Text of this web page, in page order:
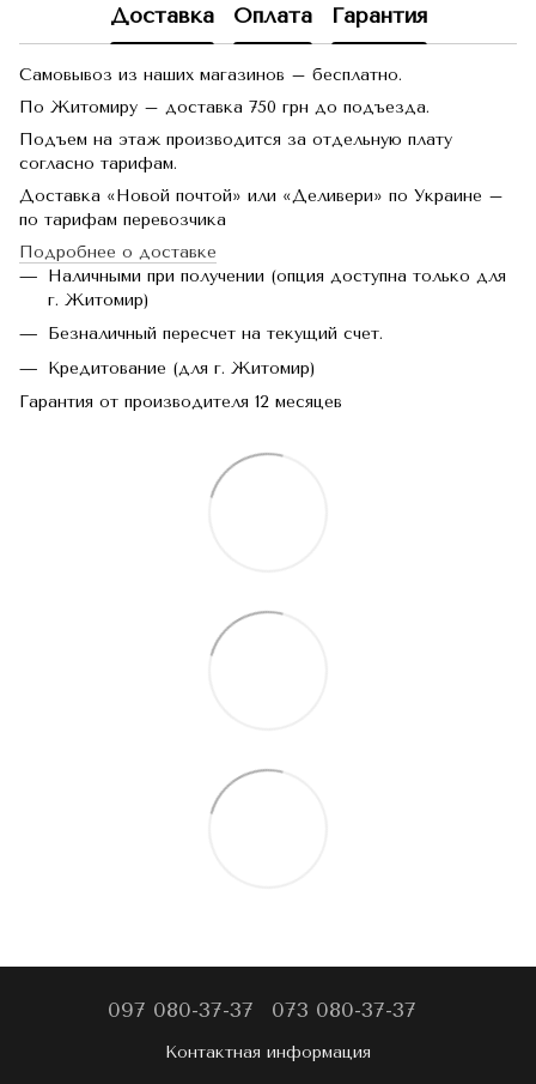
Доставка Оплата Гарантия
Самовывоз из наших магазинов – бесплатно.
По Житомиру – доставка 750 грн до подъезда.
Подъем на этаж производится за отдельную плату
согласно тарифам.
Доставка «Новой почтой» или «Деливери» по Украине –
по тарифам перевозчика
Подробнее о доставке
Наличными при получении (опция доступна только для
г. Житомир)
Безналичный пересчет на текущий счет.
Кредитование (для г. Житомир)
Гарантия от производителя 12 месяцев
097 080-37-37 073 080-37-37
Контактная информация